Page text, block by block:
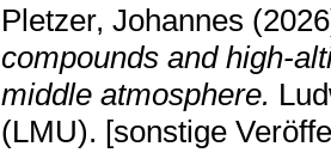
Pletzer, Johannes
compounds and high-
middle atmosphere.
(LMU). [sonstige